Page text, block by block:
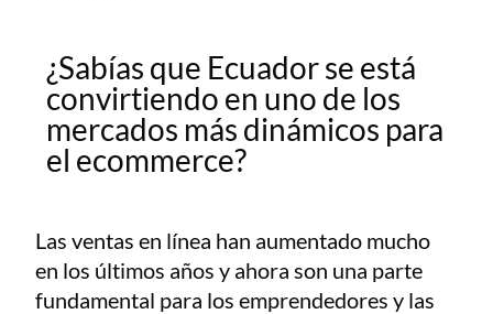
¿Sabías que Ecuador se está
convirtiendo en uno de los
mercados más dinámicos para
el ecommerce?
Las ventas en línea han aumentado mucho
en los últimos años y ahora son una parte
fundamental para los emprendedores y las